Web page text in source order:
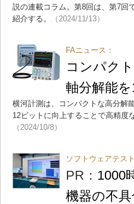
説の連載コラム。第8回は、第7回
紹介する。
（2024/11/13）
FAニュース：
コンパク
軸分解能
横河計測は、コンパクトな高分解
12ビットに向上することで高精度
（2024/10/8）
ソフトウェアテス
PR： 1000
機器の不